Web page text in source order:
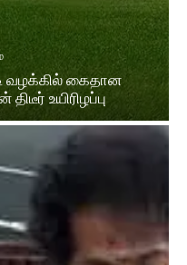
வழக்கில் கைதான
உயிரிழப்பு